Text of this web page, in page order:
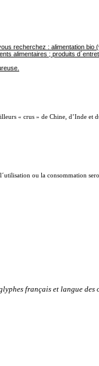
recherchez : alimentation bio
alimentaires ; produits
« crus » de Chine, d’Inde et
ou la consommation
français et langue des